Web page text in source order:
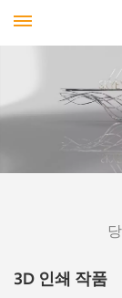
3D 인쇄 작품